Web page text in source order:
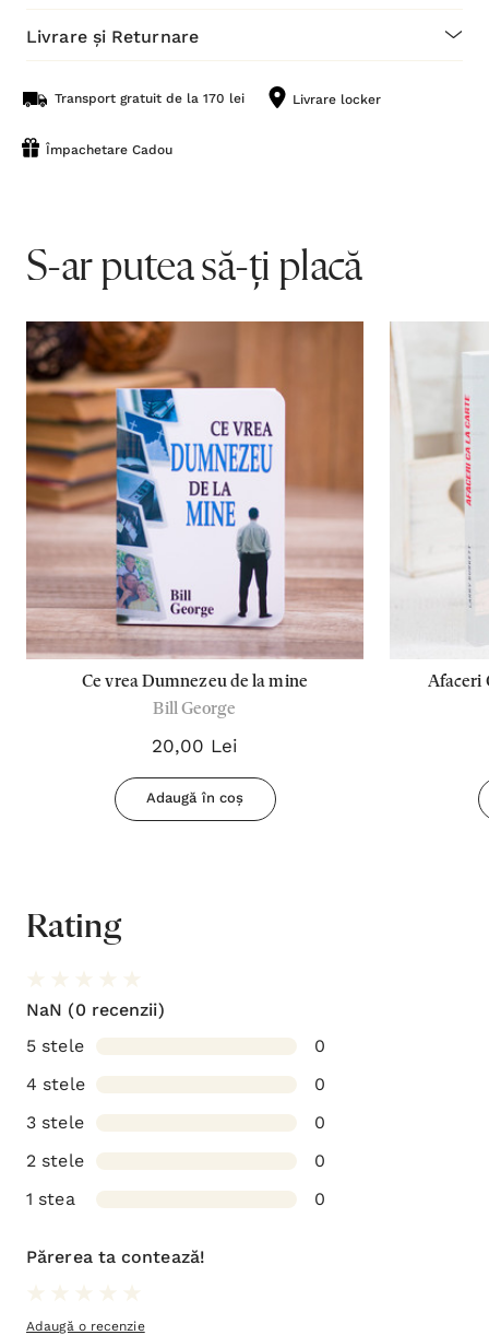
Livrare și Returnare
Transport gratuit de la 170 lei Livrare locker
Împachetare Cadou
S-ar putea să-ți placă
Ce vrea Dumnezeu de la mine
Bill George
20,00 Lei
Adaugă în coș
Afaceri
Rating
NaN (0 recenzii)
5 stele
0
4 stele
0
3 stele
0
2 stele
0
1 stea
0
Părerea ta contează!
Adaugă o recenzie